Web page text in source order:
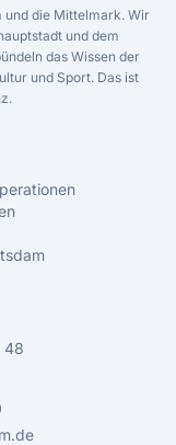
und die Mittelmark. Wir
und dem
das Wissen der
und Sport. Das ist
48